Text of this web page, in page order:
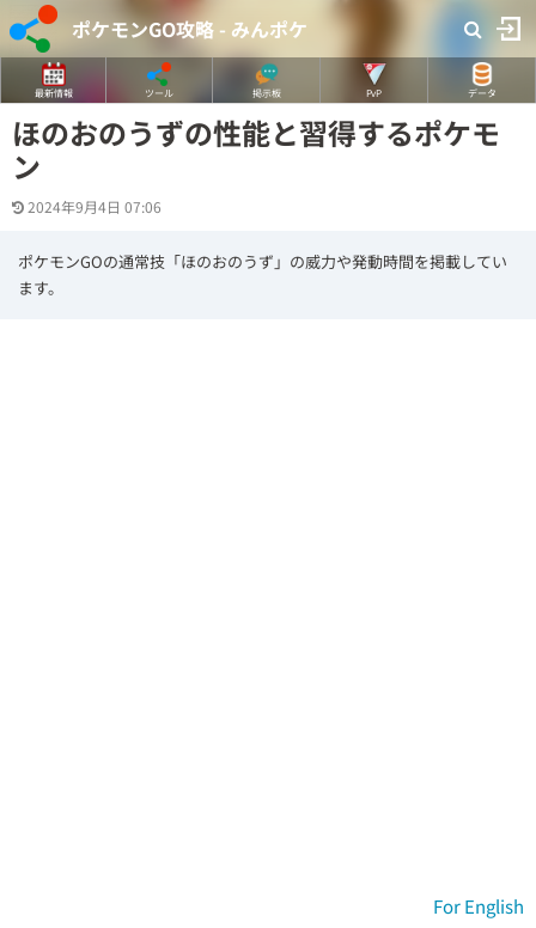
ポケモンGO攻略 - みんポケ
最新情報 ツール 掲示板 PvP データ
ほのおのうずの性能と習得するポケモ
ン
2024年9月4日 07:06
ポケモンGOの通常技「ほのおのうず」の威力や発動時間を掲載してい
ます。
For English